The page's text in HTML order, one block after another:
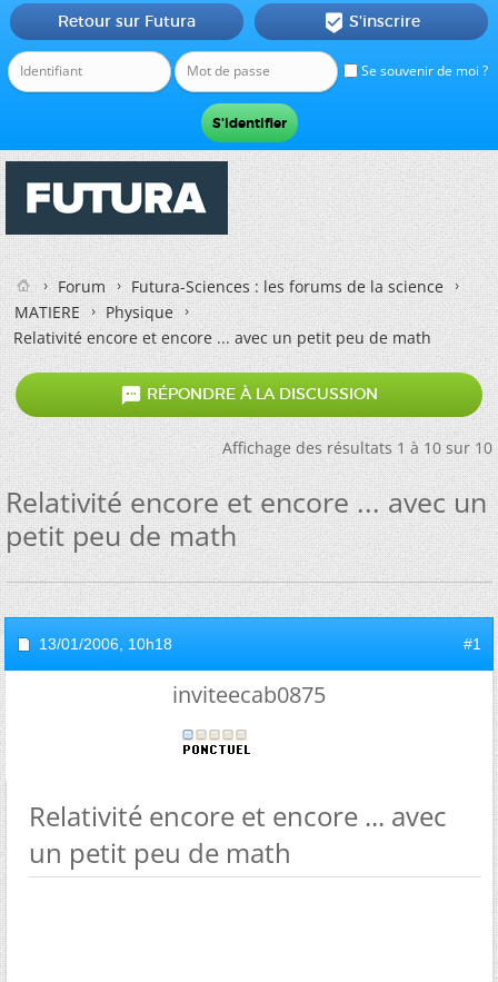
Se souvenir de moi ?
Retour sur Futura  S'inscrire
Forum
Futura-Sciences : les forums de la science
MATIERE
Physique
Relativité encore et encore ... avec un petit peu de math
 RÉPONDRE À LA DISCUSSION
Affichage des résultats 1 à 10 sur 10
Relativité encore et encore ... avec un
petit peu de math
13/01/2006, 10h18 #1
inviteecab0875
Relativité encore et encore ... avec
un petit peu de math